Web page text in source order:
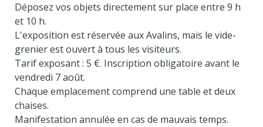
Déposez vos objets directement sur place entre 9 h
et 10 h.
L'exposition est réservée aux Avalins, mais le vide-
grenier est ouvert à tous les visiteurs.
Tarif exposant : 5 €. Inscription obligatoire avant le
vendredi 7 août.
Chaque emplacement comprend une table et deux
chaises.
Manifestation annulée en cas de mauvais temps.